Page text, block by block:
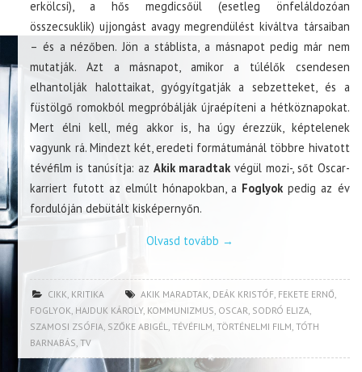
erkölcsi), a hős megdicsőül (esetleg önfeláldozóan
összecsuklik) ujjongást avagy megrendülést kiváltva társaiban
– és a nézőben. Jön a stáblista, a másnapot pedig már nem
mutatják. Azt a másnapot, amikor a túlélők csendesen
elhantolják halottaikat, gyógyítgatják a sebzetteket, és a
füstölgő romokból megpróbálják újraépíteni a hétköznapokat.
Mert élni kell, még akkor is, ha úgy érezzük, képtelenek
vagyunk rá. Mindezt két, eredeti formátumánál többre hivatott
tévéfilm is tanúsítja: az Akik maradtak végül mozi-, sőt Oscar-
karriert futott az elmúlt hónapokban, a Foglyok pedig az év
fordulóján debütált kisképernyőn.
Olvasd tovább →
CIKK KRITIKA AKIK MARADTAK DEÁK KRISTÓF FEKETE ERNŐ
FOGLYOK HAJDUK KÁROLY, KOMMUNIZMUS OSCAR SODRÓ ELIZA
SZAMOSI ZSÓFIA SZŐKE ABIGÉL ,TÉVÉFILM ,TÖRTÉNELMI FILM ,TÓTH
BARNABÁS ,TV